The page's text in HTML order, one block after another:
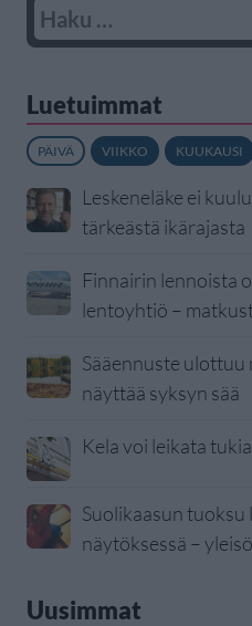
Luetuimmat
PÄIVÄ VIIKKO KUUKAUSI
Leskeneläke ei
tärkeästä ikärajasta
Finnairin lennoista
lentoyhtiö –
Sääennuste
näyttää syksyn sää
Kela voi leikata
Suolikaasun tuoksu
näytöksessä –
Uusimmat